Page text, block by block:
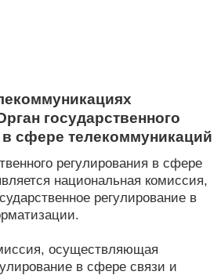
государственного
сфере телекоммуникаций
регулирования в сфере
национальная комиссия,
регулирование в
осуществляющая
в сфере связи и